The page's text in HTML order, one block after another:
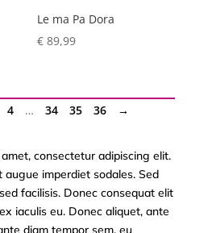
Le ma Pa Dora
€ 89,99
4 … 34 35 36 →
consectetur adipiscing elit.
augue imperdiet sodales. Sed
facilisis. Donec consequat elit
iaculis eu. Donec aliquet, ante
diam tempor sem, eu